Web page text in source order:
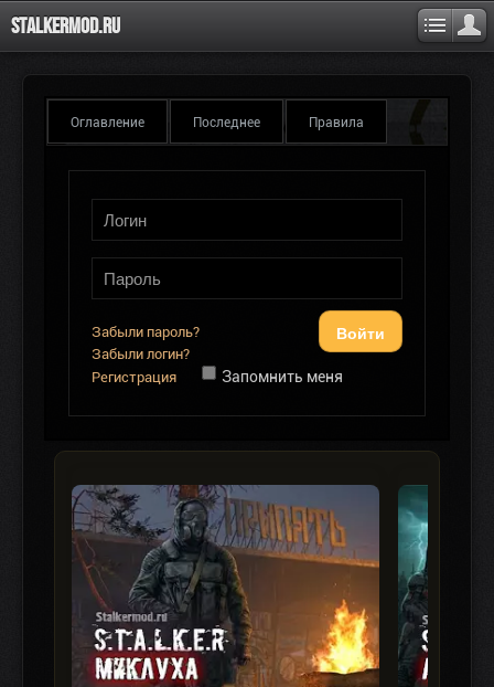
Stalkermod.ru
Оглавление Последнее Правила
Войти
Забыли пароль?
Забыли логин?
Регистрация
Запомнить меня